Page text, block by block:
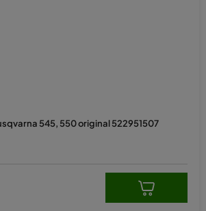
545, 550 original 522951507